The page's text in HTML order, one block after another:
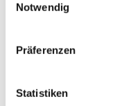
Notwendig
Präferenzen
Statistiken
Deutschland
Region:
Qualitätsstufe: